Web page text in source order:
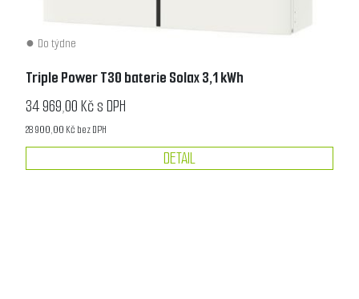
Do týdne
Triple Power T30 baterie Solax 3,1 kWh
34 969,00 Kč s DPH
28 900,00 Kč bez DPH
DETAIL